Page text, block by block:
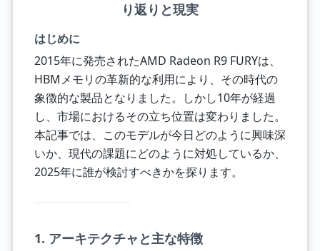
り返りと現実
はじめに
2015年に発売されたAMD Radeon R9 FURYは、
HBMメモリの革新的な利用により、その時代の
象徴的な製品となりました。しかし10年が経過
し、市場におけるその立ち位置は変わりました。
本記事では、このモデルが今日どのように興味深
いか、現代の課題にどのように対処しているか、
2025年に誰が検討すべきかを探ります。
1. アーキテクチャと主な特徴